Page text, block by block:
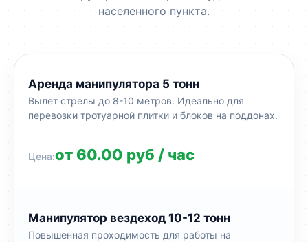
населенного пункта.
Аренда манипулятора 5 тонн
Вылет стрелы до 8-10 метров. Идеально для
перевозки тротуарной плитки и блоков на поддонах.
от 60.00 руб / час
Манипулятор вездеход 10-12 тонн
Повышенная проходимость для работы на